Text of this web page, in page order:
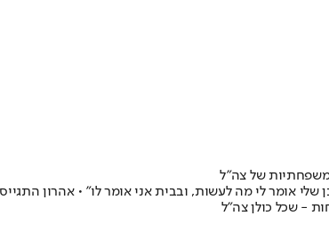
- שכל כולן צה"ל